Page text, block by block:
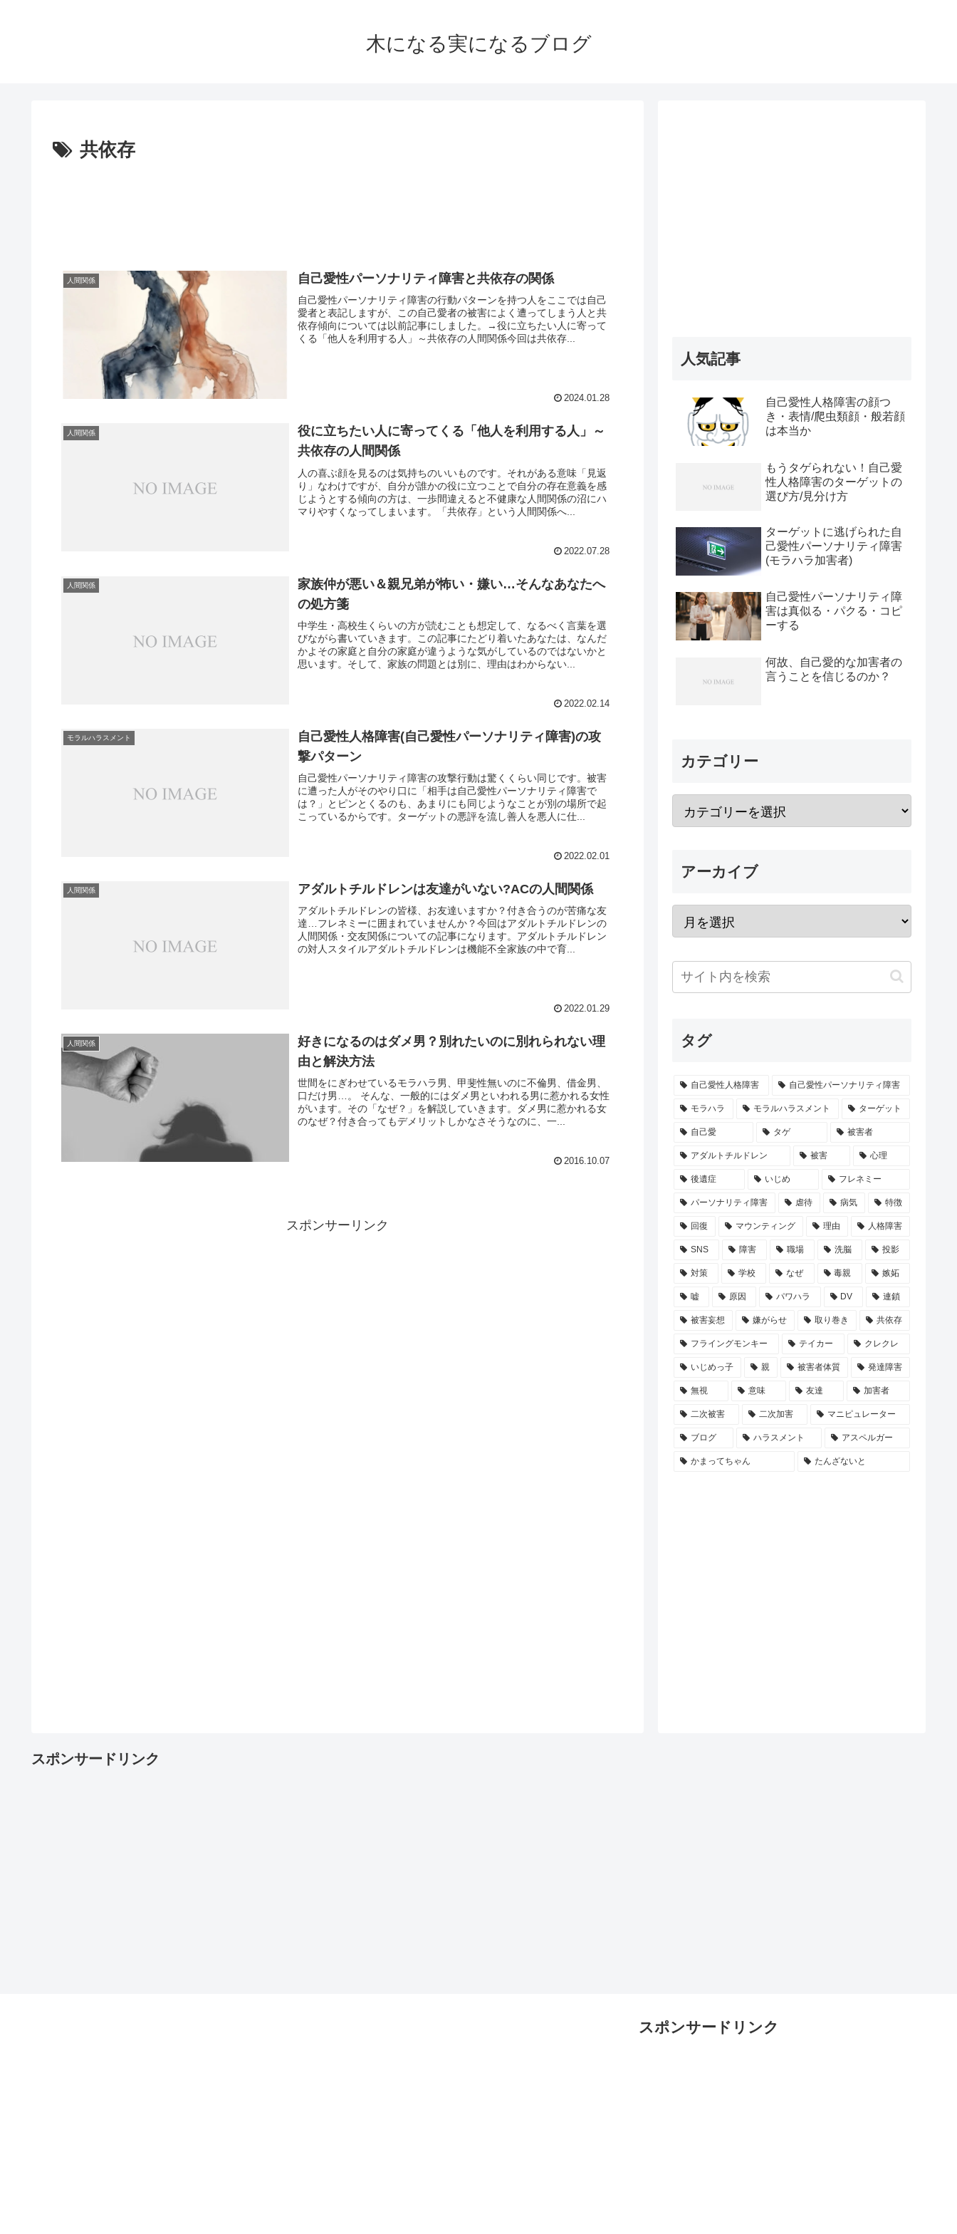
木になる実になるブログ
共依存
人間関係 自己愛性パーソナリティ障害と共依存の関係
自己愛性パーソナリティ障害の行動パターンを持つ人をここでは自己
愛者と表記しますが、この自己愛者の被害によく遭ってしまう人と共
依存傾向については以前記事にしました。→役に立ちたい人に寄って
くる「他人を利用する人」～共依存の人間関係今回は共依存...
2024.01.28
人間関係
役に立ちたい人に寄ってくる「他人を利用する人」～
共依存の人間関係
人の喜ぶ顔を見るのは気持ちのいいものです。それがある意味「見返
り」なわけですが、自分が誰かの役に立つことで自分の存在意義を感
じようとする傾向の方は、一歩間違えると不健康な人間関係の沼にハ
マりやすくなってしまいます。「共依存」という人間関係へ...
2022.07.28
人間関係
家族仲が悪い＆親兄弟が怖い・嫌い…そんなあなたへ
の処方箋
中学生・高校生くらいの方が読むことも想定して、なるべく言葉を選
びながら書いていきます。この記事にたどり着いたあなたは、なんだ
かよその家庭と自分の家庭が違うような気がしているのではないかと
思います。そして、家族の問題とは別に、理由はわからない...
2022.02.14
モラルハラスメント
自己愛性人格障害(自己愛性パーソナリティ障害)の攻
撃パターン
自己愛性パーソナリティ障害の攻撃行動は驚くくらい同じです。被害
に遭った人がそのやり口に「相手は自己愛性パーソナリティ障害で
は？」とピンとくるのも、あまりにも同じようなことが別の場所で起
こっているからです。ターゲットの悪評を流し善人を悪人に仕...
2022.02.01
人間関係 アダルトチルドレンは友達がいない?ACの人間関係
アダルトチルドレンの皆様、お友達いますか？付き合うのが苦痛な友
達…フレネミーに囲まれていませんか？今回はアダルトチルドレンの
人間関係・交友関係についての記事になります。アダルトチルドレン
の対人スタイルアダルトチルドレンは機能不全家族の中で育...
2022.01.29
人間関係
好きになるのはダメ男？別れたいのに別れられない理
由と解決方法
世間をにぎわせているモラハラ男、甲斐性無いのに不倫男、借金男、
口だけ男…。 そんな、一般的にはダメ男といわれる男に惹かれる女性
がいます。その「なぜ？」を解説していきます。ダメ男に惹かれる女
のなぜ？付き合ってもデメリットしかなさそうなのに、一...
2016.10.07
スポンサーリンク
人気記事
自己愛性人格障害の顔つ
き・表情/爬虫類顔・般若顔
は本当か
もうタゲられない！自己愛
性人格障害のターゲットの
選び方/見分け方
ターゲットに逃げられた自
己愛性パーソナリティ障害
(モラハラ加害者)
自己愛性パーソナリティ障
害は真似る・パクる・コピ
ーする
何故、自己愛的な加害者の
言うことを信じるのか？
カテゴリー
アーカイブ
タグ
自己愛性人格障害 自己愛性パーソナリティ障害
モラハラ モラルハラスメント ターゲット
自己愛 タゲ 被害者
アダルトチルドレン 被害 心理
後遺症 いじめ フレネミー
パーソナリティ障害 虐待 病気 特徴
回復 マウンティング 理由 人格障害
SNS 障害 職場 洗脳 投影
対策 学校 なぜ 毒親 嫉妬
嘘 原因 パワハラ DV 連鎖
被害妄想 嫌がらせ 取り巻き 共依存
フライングモンキー テイカー クレクレ
いじめっ子 親 被害者体質 発達障害
無視 意味 友達 加害者
二次被害 二次加害 マニピュレーター
ブログ ハラスメント アスペルガー
かまってちゃん たんざないと
スポンサードリンク
スポンサードリンク